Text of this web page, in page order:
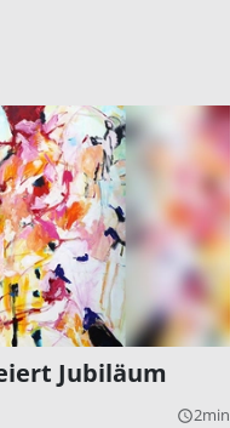
Jubiläum
query_builder2min